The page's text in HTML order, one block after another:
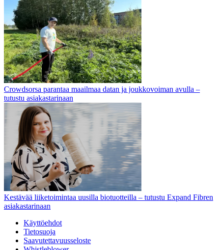
Crowdsorsa parantaa maailmaa datan ja joukkovoiman avulla –
tutustu asiakastarinaan
Kestävää liiketoimintaa uusilla biotuotteilla – tutustu Expand Fibren
asiakastarinaan
Käyttöehdot
Tietosuoja
Saavutettavuusseloste